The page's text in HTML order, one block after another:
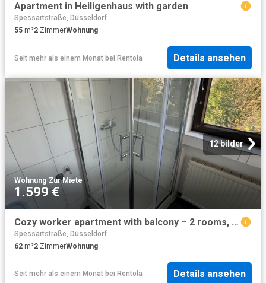
Apartment in Heiligenhaus with garden
Spessartstraße, Düsseldorf
55 m²2 ZimmerWohnung
Seit mehr als einem Monat bei Rentola Details ansehen
12 bilder
Wohnung·Zur Miete
1.599 €
Cozy worker apartment with balcony – 2 rooms, 4 beds, kitchen & Wi Fi
Spessartstraße, Düsseldorf
62 m²2 ZimmerWohnung
Seit mehr als einem Monat bei Rentola Details ansehen